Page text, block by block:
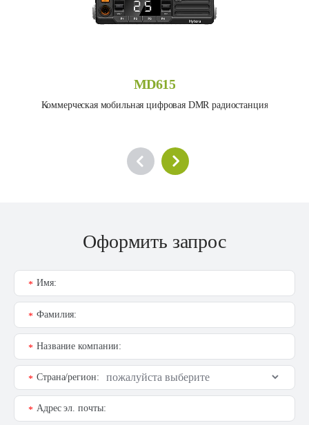
MD615
Коммерческая мобильная цифровая DMR радиостанция
Оформить запрос
Имя:
*
Фамилия:
*
Название компании:
*
Страна/регион:
*
Адрес эл. почты:
*